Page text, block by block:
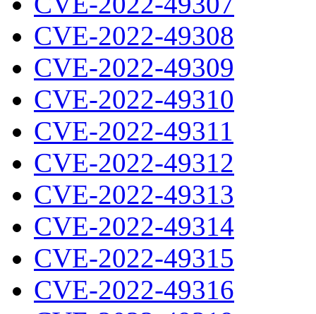
CVE-2022-49308
CVE-2022-49309
CVE-2022-49310
CVE-2022-49311
CVE-2022-49312
CVE-2022-49313
CVE-2022-49314
CVE-2022-49315
CVE-2022-49316